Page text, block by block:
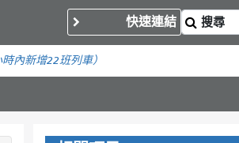
快速連結
時內新增22班列車）